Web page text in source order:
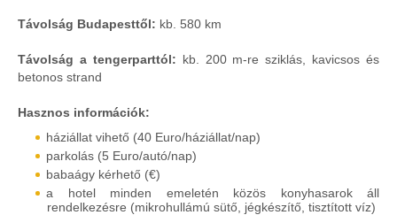
Távolság Budapesttől: kb. 580 km
Távolság a tengerparttól: kb. 200 m-re sziklás, kavicsos és
betonos strand
Hasznos információk:
háziállat vihető (40 Euro/háziállat/nap)
parkolás (5 Euro/autó/nap)
babaágy kérhető (€)
a hotel minden emeletén közös konyhasarok áll
rendelkezésre (mikrohullámú sütő, jégkészítő, tisztított víz)